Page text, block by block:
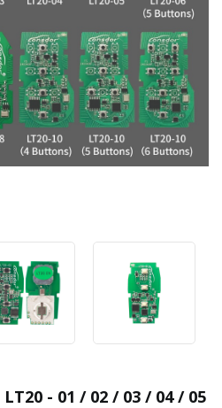
- 01 / 02 / 03 / 04 / 05